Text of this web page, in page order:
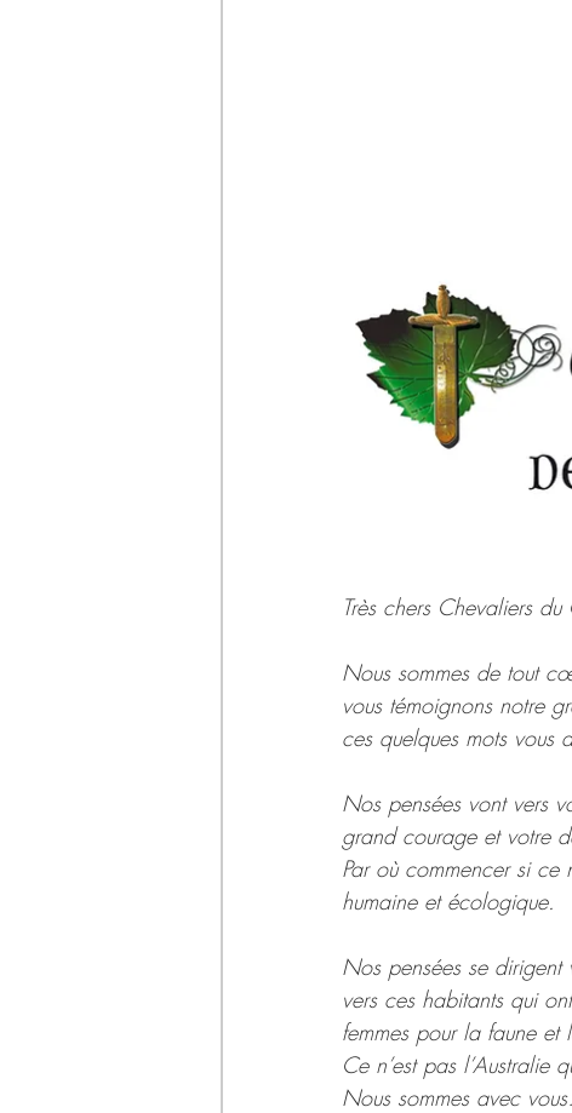
Très chers Chevaliers
Nous sommes de tout
vous témoignons notre
ces quelques mots
Nos pensées vont vers
grand courage et votre
Par où commencer si
humaine et écologique.
Nos pensées se dirigent
vers ces habitants qui
femmes pour la faune et
Ce n’est pas
Nous sommes avec